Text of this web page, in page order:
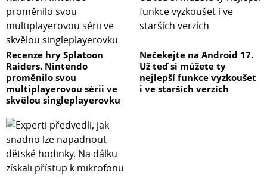
Recenze hry Splatoon
Raiders. Nintendo
proměnilo svou
multiplayerovou sérii ve
skvělou singleplayerovku
Nečekejte na Android 17.
Už teď si můžete ty
nejlepší funkce vyzkoušet
i ve starších verzích